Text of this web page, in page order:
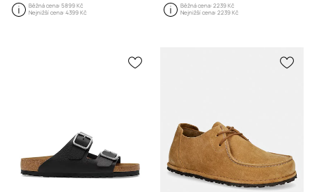
Běžná cena:5899 Kč
Nejnižší cena:4399 Kč
Běžná cena:2239 Kč
Nejnižší cena:2239 Kč